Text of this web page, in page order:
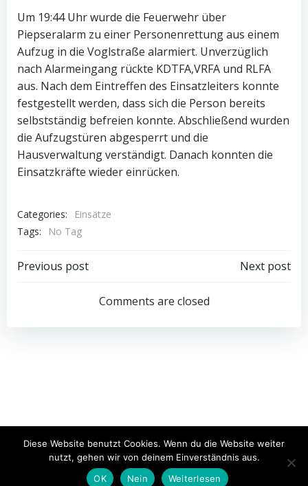
Um 19:44 Uhr wurde die Feuerwehr über
Piepseralarm zu einer Personenrettung aus einem
Aufzug in die Voglstraße alarmiert. Unverzüglich
nach Alarmeingang rückte KDTFA,VRFA und RLFA
aus. Nach dem Eintreffen des Einsatzleiters konnte
festgestellt werden, dass sich die Person bereits
selbstständig befreien konnte. Abschließend wurden
die Aufzugstüren abgesperrt und die
Hausverwaltung verständigt. Danach konnten die
Einsatzkräfte wieder einrücken.
Categories:
Einsätze
Tags:
No Tag
Post
navigation
Previous post
navigation
Next post
Comments are closed
© 2026 Freiwillige Feuerwehr Schwarzach. Created for
free using WordPress andColibri
Diese Website benutzt Cookies. Wenn du die Website weiter
nutzt, gehen wir von deinem Einverständnis aus.
OK
Nein Weiterlesen